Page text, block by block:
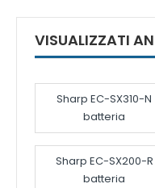
VISUALIZZATI
Sharp EC-SX310-N
batteria
Sharp EC-SX200-R
batteria